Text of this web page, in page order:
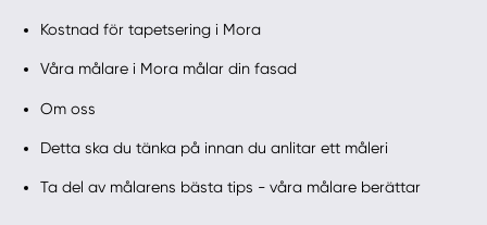
Kostnad för tapetsering i Mora
Våra målare i Mora målar din fasad
Om oss
Detta ska du tänka på innan du anlitar ett måleri
Ta del av målarens bästa tips - våra målare berättar